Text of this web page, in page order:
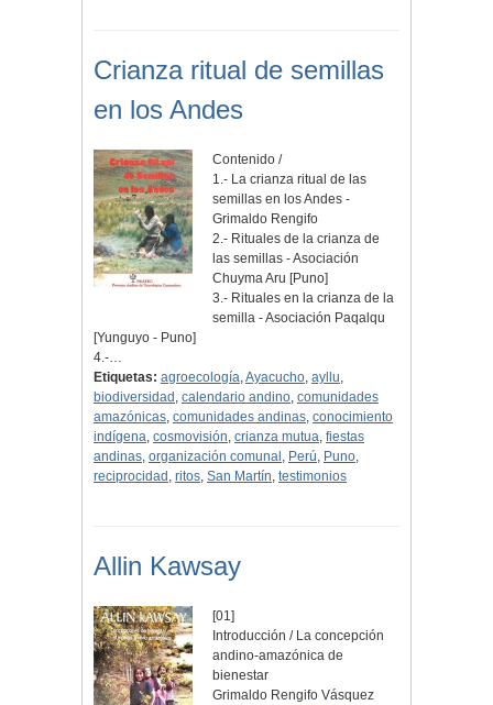
Crianza ritual de semillas
en los Andes
Contenido /
1.- La crianza ritual de las
semillas en los Andes -
Grimaldo Rengifo
2.- Rituales de la crianza de
las semillas - Asociación
Chuyma Aru [Puno]
3.- Rituales en la crianza de la
semilla - Asociación Paqalqu
[Yunguyo - Puno]
4.-…
Etiquetas: agroecología,Ayacucho, ayllu,
biodiversidad , calendario andino, comunidades
amazónicas, comunidades andinas, conocimiento
indígena, cosmovisión, crianza mutua, fiestas
andinas, organización comunal , Perú, Puno,
reciprocidad , ritos, San Martín, testimonios
Allin Kawsay
[01]
Introducción / La concepción
andino-amazónica de
bienestar
Grimaldo Rengifo Vásquez